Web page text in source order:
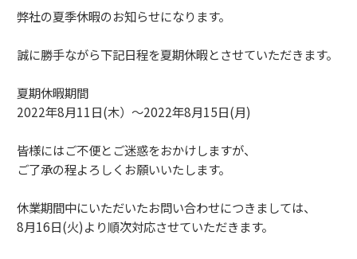
弊社の夏季休暇のお知らせになります。
誠に勝手ながら下記日程を夏期休暇とさせていただきます。
夏期休暇期間
2022年8月11日(木）～2022年8月15日(月)
皆様にはご不便とご迷惑をおかけしますが、
ご了承の程よろしくお願いいたします。
休業期間中にいただいたお問い合わせにつきましては、
8月16日(火)より順次対応させていただきます。